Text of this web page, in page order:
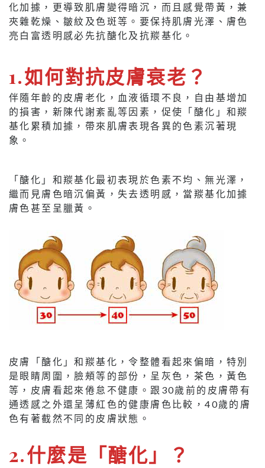
化加據，更導致肌膚變得暗沉，而且感覺帶黃，兼
夾雜乾燥、皺紋及色斑等。要保持肌膚光澤、膚色
亮白富透明感必先抗醣化及抗羰基化。
1.如何對抗皮膚衰老？
伴隨年齡的皮膚老化，血液循環不良，自由基增加
的損害，新陳代謝紊亂等因素，促使「醣化」和羰
基化累積加據，帶來肌膚表現各異的色素沉著現
象。
「醣化」和羰基化最初表現於色素不均、無光澤，
繼而見膚色暗沉偏黃，失去透明感，當羰基化加據
膚色甚至呈臘黃。
皮膚「醣化」和羰基化，令整體看起來偏暗，特別
是眼睛周圍，臉頰等的部份，呈灰色，茶色，黃色
等，皮膚看起來倦怠不健康。跟30歲前的皮膚帶有
通透感之外還呈薄紅色的健康膚色比較，40歲的膚
色有著截然不同的皮膚狀態。
2.什麼是「醣化」？